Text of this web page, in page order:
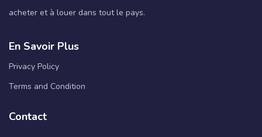
acheter et à louer dans tout le pays.
En Savoir Plus
Privacy Policy
Terms and Condition
Contact